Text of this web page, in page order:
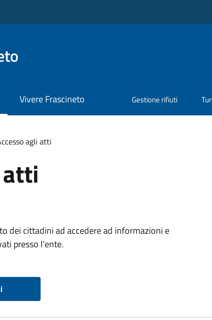
Vivere Frascineto Gestione rifiuti
agli atti
dei cittadini ad accedere ad informazioni e
presso l'ente.